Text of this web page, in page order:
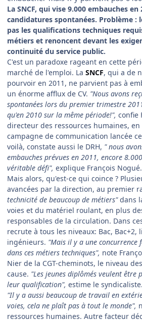
La SNCF, qui vise 9.000 embauches
candidatures spontanées. Problème :
pas les qualifications techniques
métiers et renoncent devant les
continuité du service public.
C'est un paradoxe rageant en cette
marché de l'emploi. La SNCF, qui a de
pourvoir en 2011, ne parvient pas à
un énorme afflux de CV. "Nous avons
spontanées lors du premier trimestre
qu'en 2010 sur la même période!", confie
directeur des ressources humaines,
campagne de communication lancée
voilà, constate aussi le DRH, " nous
embauches prévues en 2011, encore
véritable défi", explique François Nogué.
Mais alors, qu'est-ce qui coince ?
avancées par la direction, au premier
technicité de beaucoup de métiers"dans
voies et du matériel roulant, en plus
responsables de la circulation. Dans
recrute à tous les niveaux: Bac, Bac+2,
ingénieurs. "Mais il y a une concurrence
dans ces métiers techniques", note
Nier de la CGT-cheminots, le niveau
cause. "Les jeunes diplômés veulent être
leur qualification", estime le syndicaliste.
"Il y a aussi beaucoup de travail en
voies, cela ne plaît pas à tout le monde",
ressources humaines. Autre facteur